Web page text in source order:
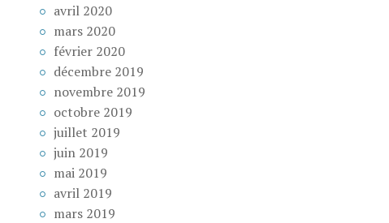
avril 2020
mars 2020
février 2020
décembre 2019
novembre 2019
octobre 2019
juillet 2019
juin 2019
mai 2019
avril 2019
mars 2019